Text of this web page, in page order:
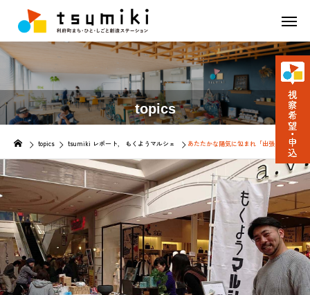
topics
topics tsumiki レポート もくようマルシェ あたたかな陽気に包まれ「出張もくよう